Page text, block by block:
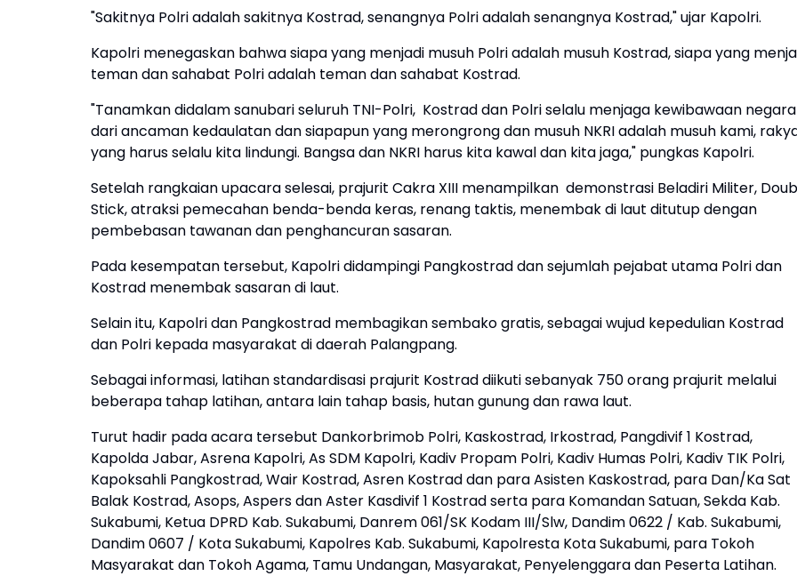
"Sakitnya Polri adalah sakitnya Kostrad, senangnya Polri adalah senangnya Kostrad," ujar Kapolri.
Kapolri menegaskan bahwa siapa yang menjadi musuh Polri adalah musuh Kostrad, siapa yang
teman dan sahabat Polri adalah teman dan sahabat Kostrad.
"Tanamkan didalam sanubari seluruh TNI-Polri, Kostrad dan Polri selalu menjaga kewibawaan negara
dari ancaman kedaulatan dan siapapun yang merongrong dan musuh NKRI adalah musuh kami,
yang harus selalu kita lindungi. Bangsa dan NKRI harus kita kawal dan kita jaga," pungkas Kapolri.
Setelah rangkaian upacara selesai, prajurit Cakra XIII menampilkan demonstrasi Beladiri Militer,
Stick, atraksi pemecahan benda-benda keras, renang taktis, menembak di laut ditutup dengan
pembebasan tawanan dan penghancuran sasaran.
Pada kesempatan tersebut, Kapolri didampingi Pangkostrad dan sejumlah pejabat utama Polri dan
Kostrad menembak sasaran di laut.
Selain itu, Kapolri dan Pangkostrad membagikan sembako gratis, sebagai wujud kepedulian Kostrad
dan Polri kepada masyarakat di daerah Palangpang.
Sebagai informasi, latihan standardisasi prajurit Kostrad diikuti sebanyak 750 orang prajurit melalui
beberapa tahap latihan, antara lain tahap basis, hutan gunung dan rawa laut.
Turut hadir pada acara tersebut Dankorbrimob Polri, Kaskostrad, Irkostrad, Pangdivif 1 Kostrad,
Kapolda Jabar, Asrena Kapolri, As SDM Kapolri, Kadiv Propam Polri, Kadiv Humas Polri, Kadiv TIK Polri,
Kapoksahli Pangkostrad, Wair Kostrad, Asren Kostrad dan para Asisten Kaskostrad, para Dan/Ka Sat
Balak Kostrad, Asops, Aspers dan Aster Kasdivif 1 Kostrad serta para Komandan Satuan, Sekda Kab.
Sukabumi, Ketua DPRD Kab. Sukabumi, Danrem 061/SK Kodam III/Slw, Dandim 0622 / Kab. Sukabumi,
Dandim 0607 / Kota Sukabumi, Kapolres Kab. Sukabumi, Kapolresta Kota Sukabumi, para Tokoh
Masyarakat dan Tokoh Agama, Tamu Undangan, Masyarakat, Penyelenggara dan Peserta Latihan.